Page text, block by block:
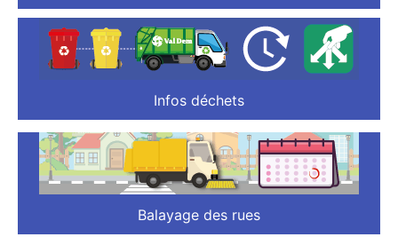
Infos déchets
Balayage des rues